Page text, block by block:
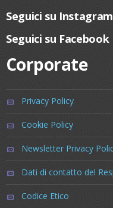
Seguici su Instagram
Seguici su Facebook
Corporate
Privacy Policy
Cookie Policy
Newsletter Privacy
Dati di contatto del
Codice Etico